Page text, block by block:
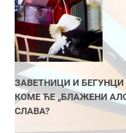
ЗАВЕТНИЦИ И БЕГУНЦИ
КОМЕ ЋЕ „БЛАЖЕНИ
СЛАВА?